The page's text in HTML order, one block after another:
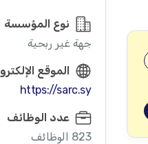
نوع المؤسسة
جهة غير ربحية
الموقع
https://sarc.sy
عدد الوظائف
823 الوظائف